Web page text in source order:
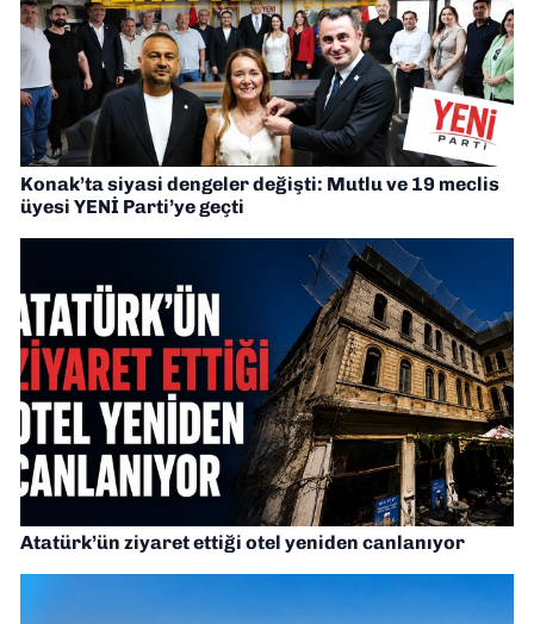
Konak’ta siyasi dengeler değişti: Mutlu ve 19 meclis
üyesi YENİ Parti’ye geçti
Atatürk’ün ziyaret ettiği otel yeniden canlanıyor